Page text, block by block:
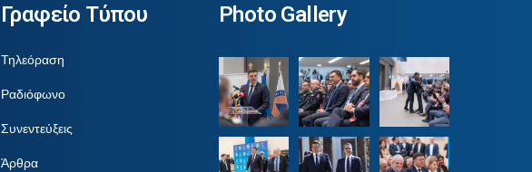
Γραφείο Τύπου
Τηλεόραση
Ραδιόφωνο
Συνεντεύξεις
Άρθρα
Photo Gallery